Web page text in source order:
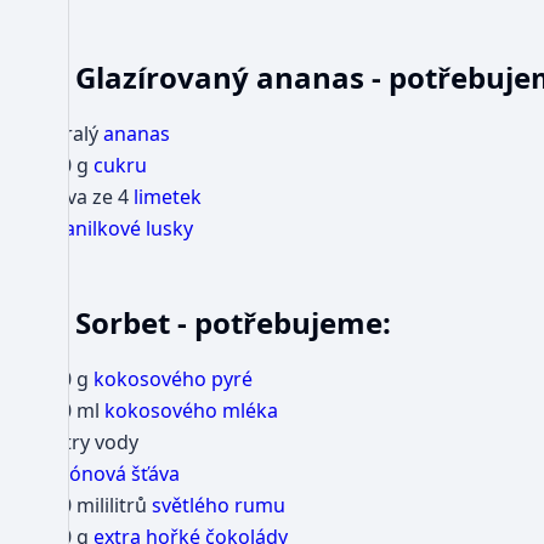
Glazírovaný ananas -
1 zralýananas
500 g cukru
šťáva ze 4 limetek
vanilkové lusky
Sorbet - potřebujeme:
900 g kokosového pyré
200 ml kokosového mléka
2 litry vody
citrónová šťáva
500 mililitrů světlého rumu
180 g extra hořké čokolády